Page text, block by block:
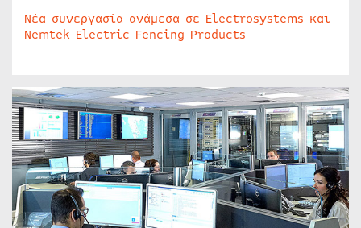
Νέα συνεργασία ανάμεσα σε Electrosystems και
Nemtek Electric Fencing Products